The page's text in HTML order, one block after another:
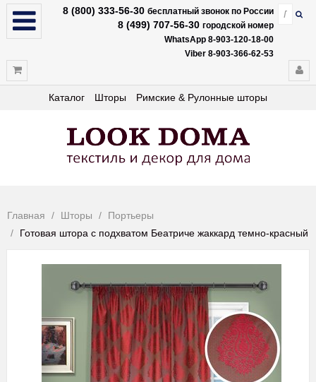
8 (800) 333-56-30 бесплатный звонок по России
8 (499) 707-56-30 городской номер
WhatsApp 8-903-120-18-00
Viber 8-903-366-62-53
Каталог Шторы Римские & Рулонные шторы
Главная Шторы
Портьеры
Готовая штора с подхватом Беатриче жаккард темно-красный